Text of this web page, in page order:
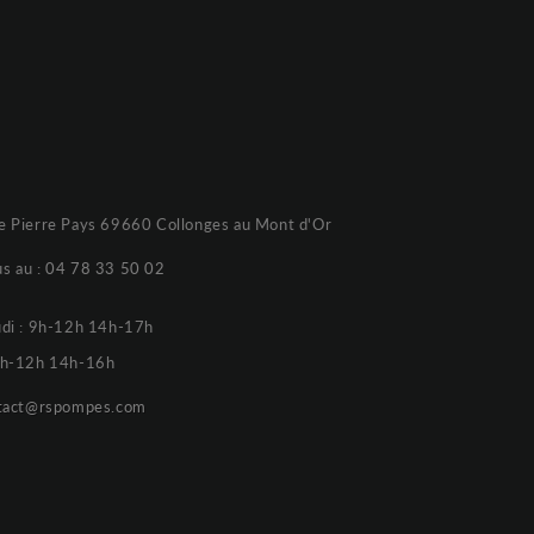
Pierre Pays 69660 Collonges au Mont d'Or
au :04 78 33 50 02
: 9h-12h 14h-17h
12h 14h-16h